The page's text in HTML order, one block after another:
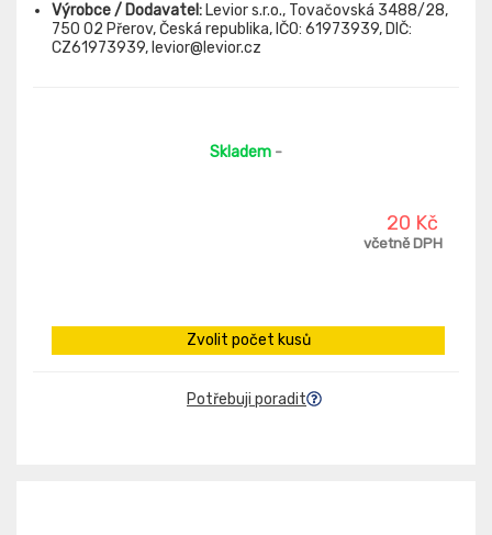
Výrobce / Dodavatel: Levior s.r.o., Tovačovská 3488/28,
750 02 Přerov, Česká republika, IČO: 61973939, DIČ:
CZ61973939, levior@levior.cz
Skladem -
20 Kč
včetně DPH
Zvolit počet kusů
Potřebuji poradit